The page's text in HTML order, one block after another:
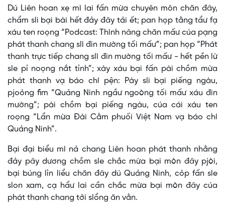
Dú Liên hoan xẹ mì lai fấn mừa chuyên môn chăn đây,
chẩm sli bại bài hết đảy đây tải ết; pan họp tằng tẩư fạ
xáu ten roọng “Podcast: Thình nâng chăn mấư cúa pạng
phát thanh chang slì đin mường tối mấư”; pan họp “Phát
thanh trực tiếp chang slì đin mường tối mấư - hết pền lừ
sle pỉ noọng nắt tỉnh”; xày xáu bại fấn pài chồm mừa
phát thanh vạ báo chí pện: Pày sli bại piếng ngàu,
pjoỏng fim “Quảng Ninh ngầư ngoòng tối mấư xáu đin
mường”; pài chồm bại piếng ngàu, cúa cái xáu ten
roọng “Lẩn mừa Đài Cằm phuối Việt Nam vạ báo chí
Quảng Ninh”.
Bại đại biểu mì nả chang Liên hoan phát thanh nhằng
đảy pây dương chồm sle chắc mừa bại mòn đây pjòi,
bại búng lỉn liểu chăn đây dú Quảng Ninh, cỏp fấn sle
slon xam, cạ hẩư lai cần chắc mừa bại mòn đây cúa
phát thanh chang tởi slổng ăn vằn.